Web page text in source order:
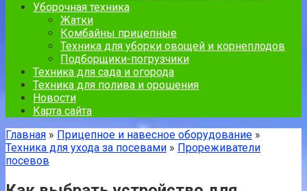
Уборочная техника
Жатки
Комбайны прицепные
Техника для уборки овощей и корнеплодов
Подборщики-погрузчики
Техника для сада и огорода
Техника для полива и орошения
Новости
Карта сайта
Главная » Прицепное и навесное оборудование »
Техника для ухода за посевами » Прореживатели
посевов